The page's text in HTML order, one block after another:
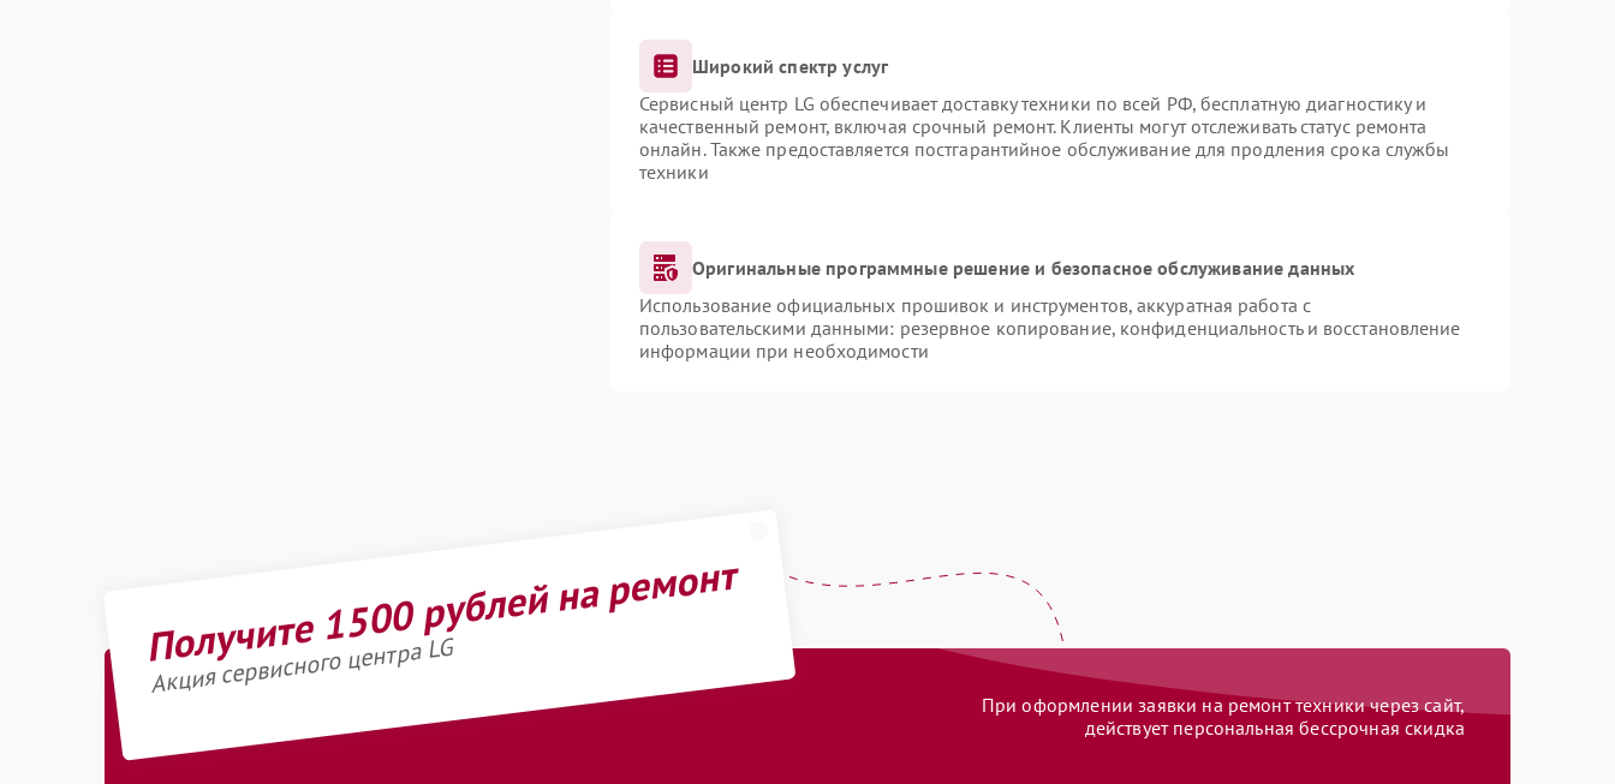
Широкий спектр услуг
Сервисный центр LG обеспечивает доставку техники по всей РФ, бесплатную диагностику и
качественный ремонт, включая срочный ремонт. Клиенты могут отслеживать статус ремонта
онлайн. Также предоставляется постгарантийное обслуживание для продления срока службы
техники
Оригинальные программные решение и безопасное обслуживание данных
Использование официальных прошивок и инструментов, аккуратная работа с
пользовательскими данными: резервное копирование, конфиденциальность и восстановление
информации при необходимости
Получите 1500 рублей на ремонт
Акция сервисного центра LG
При оформлении заявки на ремонт техники через сайт,
действует персональная бессрочная скидка